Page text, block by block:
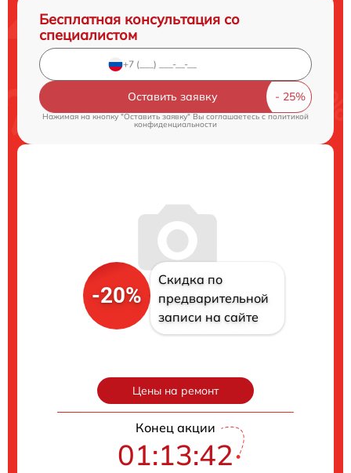
Бесплатная консультация со
специалистом
Оставить заявку
Нажимая на кнопку "Оставить заявку" Вы соглашаетесь cполитикой
конфиденциальности
-20%
Скидка по
предварительной
записи на сайте
Цены на ремонт
Конец акции
01:13:41